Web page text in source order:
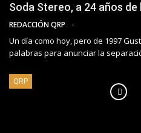
Soda Stereo, a 24 años
REDACCIÓN QRP
Un día como hoy, pero de 1997
palabras para anunciar la
QRP